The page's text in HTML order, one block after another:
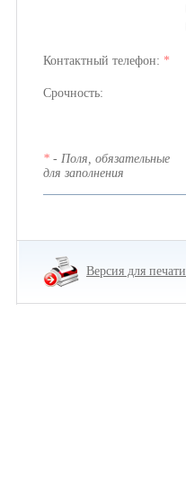
Контактный телефон: *
Срочность:
* - Поля, обязательные
для заполнения
Версия для печати